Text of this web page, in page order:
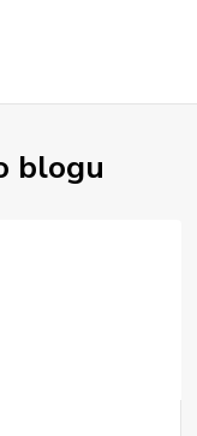
blogu